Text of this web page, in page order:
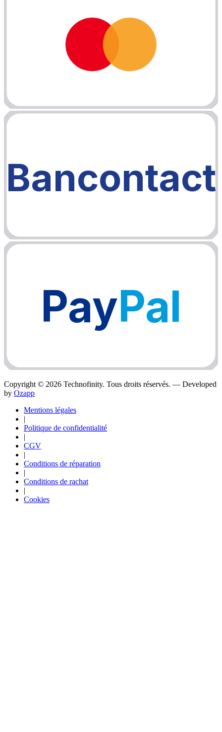
Bancontact
PayPal
Copyright © 2026 Technofinity. Tous droits réservés. — Developed
by Ozapp
Mentions légales
|
Politique de confidentialité
|
CGV
|
Conditions de réparation
|
Conditions de rachat
|
Cookies